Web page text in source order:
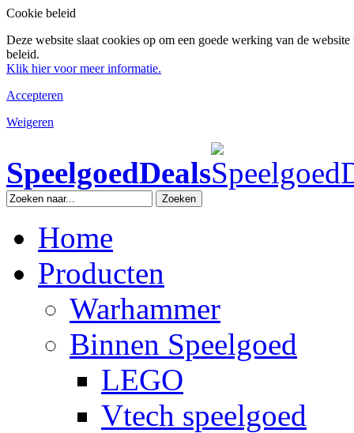
Cookie beleid
Deze website slaat cookies op om een goede werking van de
beleid.
Klik hier voor meer informatie.
Accepteren
Weigeren
SpeelgoedDeals
Zoeken
Home
Producten
Warhammer
Binnen Speelgoed
LEGO
Vtech speelgoed